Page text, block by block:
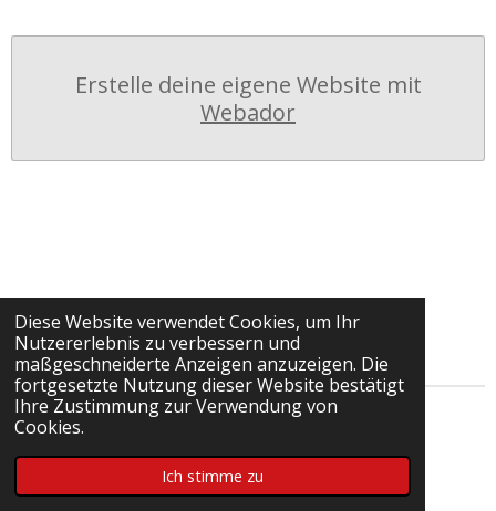
Diese Website verwendet Cookies, um Ihr
Nutzererlebnis zu verbessern und
maßgeschneiderte Anzeigen anzuzeigen. Die
fortgesetzte Nutzung dieser Website bestätigt
Ihre Zustimmung zur Verwendung von
Cookies.
Ich stimme zu
Erstelle deine eigene Website mit
Webador
© 2022 - 2026 Talentstützpunkt Bezirksjugend
Mit Unterstützung vonWebador